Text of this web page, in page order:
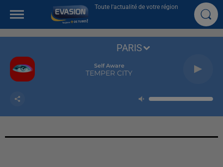
Toute l'actualité de votre région
Self Aware
TEMPER CITY
PARIS